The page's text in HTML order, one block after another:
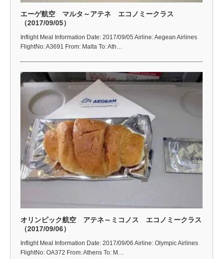
エーゲ航空 マルタ～アテネ エコノミークラス
（2017/09/05）
Inflight Meal Information Date: 2017/09/05 Airline: Aegean Airlines
FlightNo: A3691 From: Malta To: Ath…
オリンピック航空 アテネ～ミコノス エコノミークラス
（2017/09/06）
Inflight Meal Information Date: 2017/09/06 Airline: Olympic Airlines
FlightNo: OA372 From: Athens To: M…